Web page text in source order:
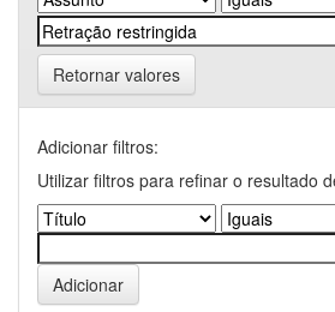
Retornar valores
Adicionar filtros:
Utilizar filtros para refinar o resultado